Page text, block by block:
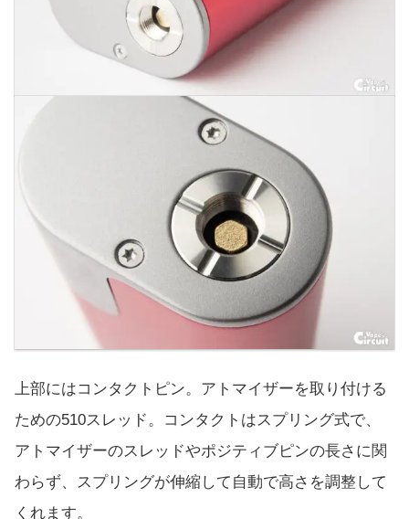
上部にはコンタクトピン。アトマイザーを取り付ける
ための510スレッド。コンタクトはスプリング式で、
アトマイザーのスレッドやポジティブピンの長さに関
わらず、スプリングが伸縮して自動で高さを調整して
くれます。